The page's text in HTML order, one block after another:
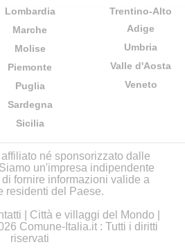
Lombardia
Marche
Molise
Piemonte
Puglia
Sardegna
Sicilia
Trentino-Alto
Adige
Umbria
Valle d'Aosta
Veneto
affiliato né sponsorizzato dalle
un'impresa indipendente
fornire informazioni valide a
residenti del Paese.
Città e villaggi del Mondo
Comune-Italia.it : Tutti i diritti
riservati